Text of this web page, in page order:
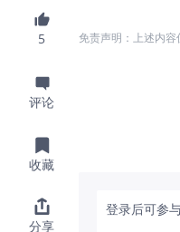
5
评论
收藏
分享
免责声明：上述内
登录后可参